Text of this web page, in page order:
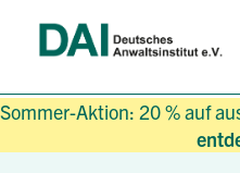
Sommer-Aktion: 20 % auf